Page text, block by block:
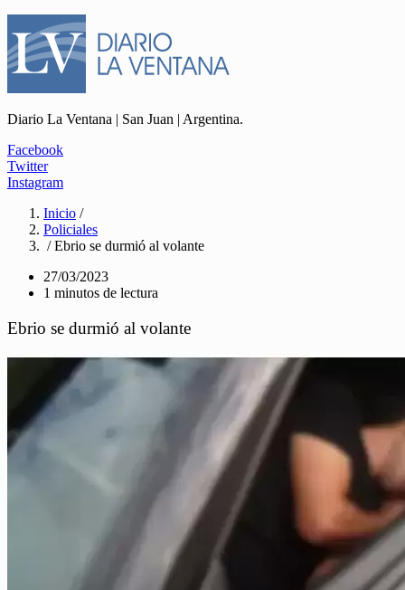
Diario La Ventana | San Juan | Argentina.
Facebook
Twitter
Instagram
Inicio /
Policiales
/ Ebrio se durmió al volante
27/03/2023
1 minutos de lectura
Ebrio se durmió al volante